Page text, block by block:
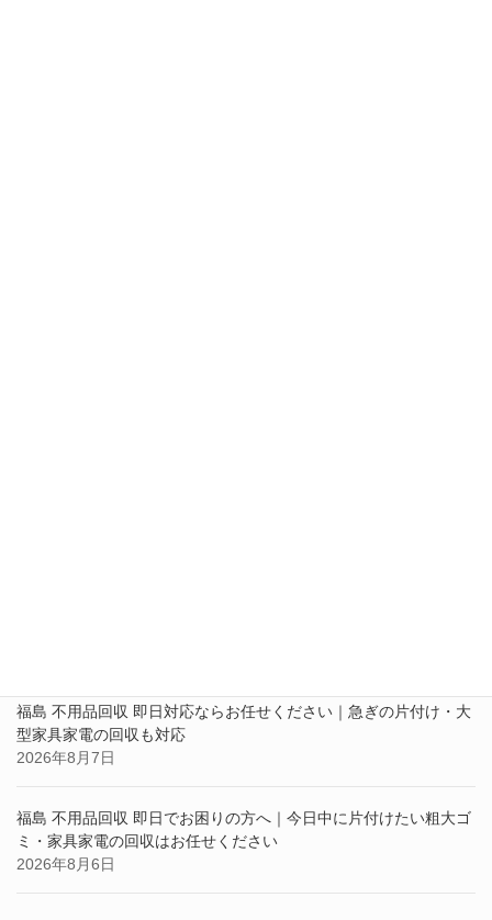
福島 不用品回収 即日対応ならお任せください｜急ぎの片付け・大
型家具家電の回収も対応
2026年8月7日
福島 不用品回収 即日でお困りの方へ｜今日中に片付けたい粗大ゴ
ミ・家具家電の回収はお任せください
2026年8月6日